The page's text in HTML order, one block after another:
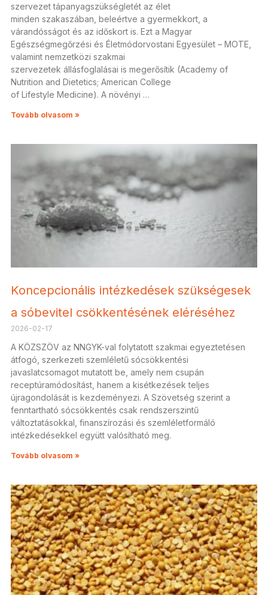
szervezet tápanyagszükségletét az élet
minden szakaszában, beleértve a gyermekkort, a
várandósságot és az időskort is. Ezt a Magyar
Egészségmegőrzési és Életmódorvostani Egyesület – MOTE,
valamint nemzetközi szakmai
szervezetek állásfoglalásai is megerősítik (Academy of
Nutrition and Dietetics; American College
of Lifestyle Medicine). A növényi …
Tovább olvasom »
Koncepcionális intézkedések szükségesek
a sóbevitel csökkentésének eléréséhez
2026-02-17
A KÖZSZÖV az NNGYK-val folytatott szakmai egyeztetésen
átfogó, szerkezeti szemléletű sócsökkentési
javaslatcsomagot mutatott be, amely nem csupán
receptúramódosítást, hanem a kisétkezések teljes
újragondolását is kezdeményezi. A Szövetség szerint a
fenntartható sócsökkentés csak rendszerszintű
változtatásokkal, finanszírozási és szemléletformáló
intézkedésekkel együtt valósítható meg.
Tovább olvasom »